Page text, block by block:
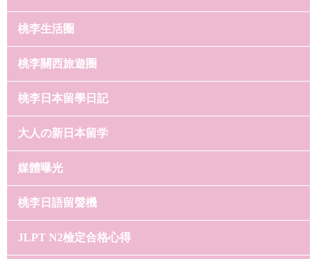
桃李生活圈
桃李關西旅遊圈
桃李日本留學日記
大人の新日本留学
媒體曝光
桃李日語留聲機
JLPT N2檢定合格心得